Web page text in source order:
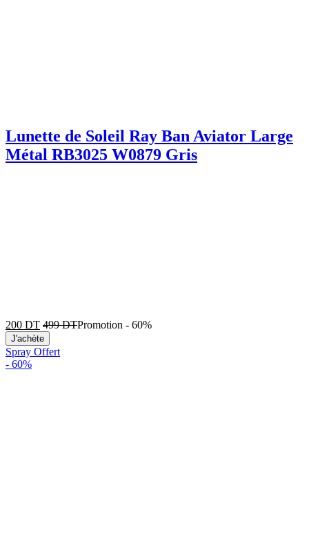
Lunette de Soleil Ray Ban Aviator Large
Métal RB3025 W0879 Gris
200 DT 499DTPromotion - 60%
J'achète
Spray Offert
- 60%